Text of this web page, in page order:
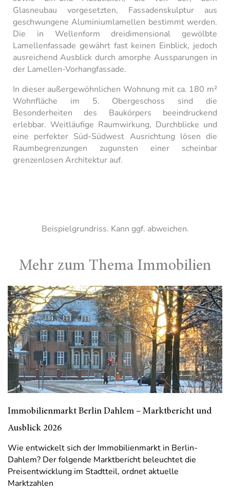
Glasneubau vorgesetzten, Fassadenskulptur aus
geschwungene Aluminiumlamellen bestimmt werden.
Die in Wellenform dreidimensional gewölbte
Lamellenfassade gewährt fast keinen Einblick, jedoch
ausreichend Ausblick durch amorphe Aussparungen in
der Lamellen-Vorhangfassade.
In dieser außergewöhnlichen Wohnung mit ca. 180 m²
Wohnfläche im 5. Obergeschoss sind die
Besonderheiten des Baukörpers beeindruckend
erlebbar. Weitläufige Raumwirkung, Durchblicke und
eine perfekter Süd-Südwest Ausrichtung lösen die
Raumbegrenzungen zugunsten einer scheinbar
grenzenlosen Architektur auf.
Beispielgrundriss. Kann ggf. abweichen.
Mehr zum Thema Immobilien
Immobilienmarkt Berlin Dahlem – Marktbericht und
Ausblick 2026
Wie entwickelt sich der Immobilienmarkt in Berlin-
Dahlem? Der folgende Marktbericht beleuchtet die
Preisentwicklung im Stadtteil, ordnet aktuelle
Marktzahlen